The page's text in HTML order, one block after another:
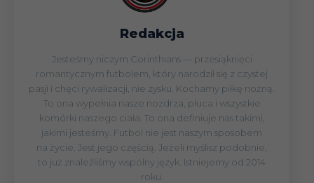
Redakcja
Jesteśmy niczym Corinthians — przesiąknięci
romantycznym futbolem, który narodził się z czystej
pasji i chęci rywalizacji, nie zysku. Kochamy piłkę nożną.
To ona wypełnia nasze nozdrza, płuca i wszystkie
komórki naszego ciała. To ona definiuje nas takimi,
jakimi jesteśmy. Futbol nie jest naszym sposobem
na życie. Jest jego częścią. Jeżeli myślisz podobnie,
to już znaleźliśmy wspólny język. Istniejemy od 2014
roku.